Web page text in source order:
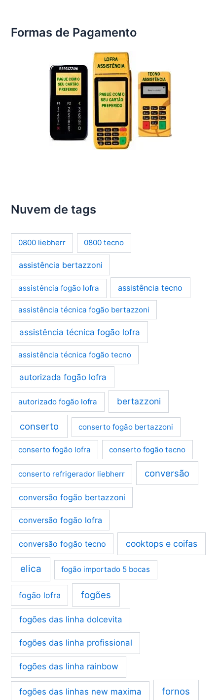
Formas de Pagamento
Nuvem de tags
0800 liebherr 0800 tecno
assistência bertazzoni
assistência fogão lofra assistência tecno
assistência técnica fogão bertazzoni
assistência técnica fogão lofra
assistência técnica fogão tecno
autorizada fogão lofra
autorizado fogão lofra bertazzoni
conserto conserto fogão bertazzoni
conserto fogão lofra conserto fogão tecno
conserto refrigerador liebherr conversão
conversão fogão bertazzoni
conversão fogão lofra
conversão fogão tecno cooktops e coifas
elica fogão importado 5 bocas
fogão lofra fogões
fogões das linha dolcevita
fogões das linha profissional
fogões das linha rainbow
fogões das linhas new maxima fornos